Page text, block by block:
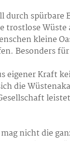
durch spürbare
Wüste
kleine
Besonders
eigener Kraft
die
nicht die